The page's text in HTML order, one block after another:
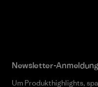
Newsletter-Anmeldung
Um Produkthighlights,